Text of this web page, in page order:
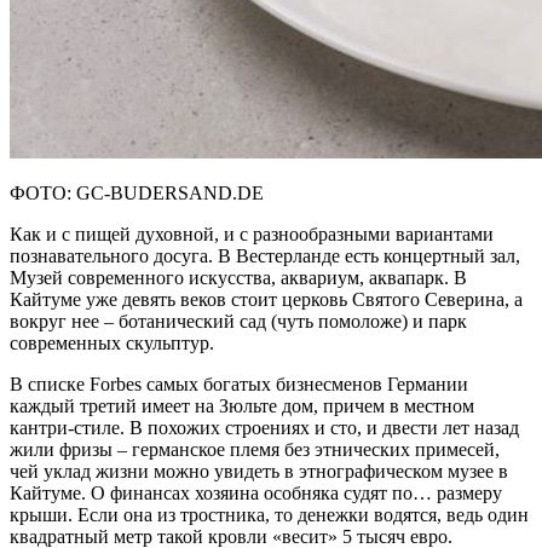
ФОТО: GC-BUDERSAND.DE
Как и с пищей духовной, и с разнообразными вариантами
познавательного досуга. В Вестерланде есть концертный зал,
Музей современного искусства, аквариум, аквапарк. В
Кайтуме уже девять веков стоит церковь Святого Северина, а
вокруг нее – ботанический сад (чуть помоложе) и парк
современных скульптур.
В списке Forbes самых богатых бизнесменов Германии
каждый третий имеет на Зюльте дом, причем в местном
кантри-стиле. В похожих строениях и сто, и двести лет назад
жили фризы – германское племя без этнических примесей,
чей уклад жизни можно увидеть в этнографическом музее в
Кайтуме. О финансах хозяина особняка судят по… размеру
крыши. Если она из тростника, то денежки водятся, ведь один
квадратный метр такой кровли «весит» 5 тысяч евро.